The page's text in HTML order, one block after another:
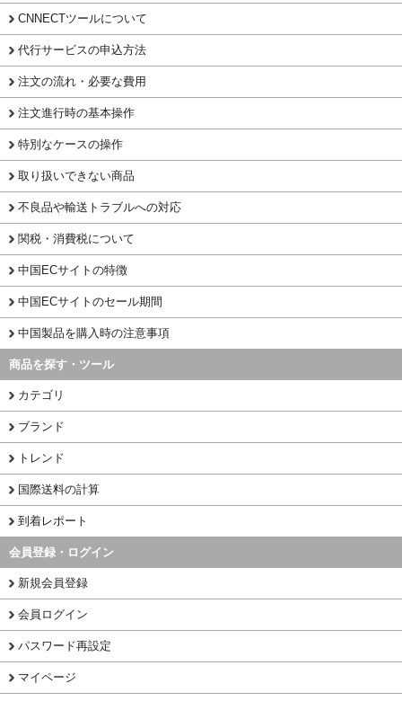
CNNECTツールについて
代行サービスの申込方法
注文の流れ・必要な費用
注文進行時の基本操作
特別なケースの操作
取り扱いできない商品
不良品や輸送トラブルへの対応
関税・消費税について
中国ECサイトの特徴
中国ECサイトのセール期間
中国製品を購入時の注意事項
商品を探す・ツール
カテゴリ
ブランド
トレンド
国際送料の計算
到着レポート
会員登録・ログイン
新規会員登録
会員ログイン
パスワード再設定
マイページ